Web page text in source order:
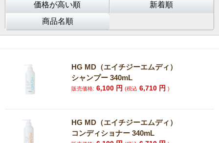
価格が高い順
新着順
商品名順
HG MD（エイチジーエムディ）
シャンプー 340mL
販売価格: 6,100 円(税込 6,710 円)
HG MD（エイチジーエムディ）
コンディショナー 340mL